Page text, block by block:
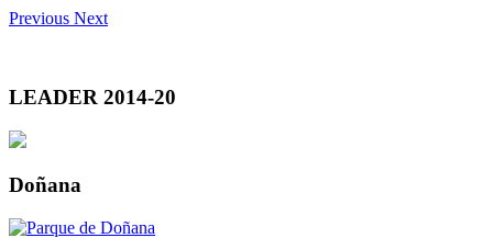
Previous Next
LEADER 2014-20
Doñana